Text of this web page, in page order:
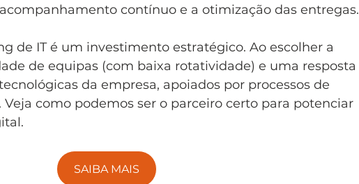
contínuo e a otimização das entregas.
de IT é um investimento estratégico. Ao escolher a
de equipas (com baixa rotatividade) e uma resposta
da empresa, apoiados por processos de
Veja como podemos ser o parceiro certo para potenciar
SAIBA MAIS